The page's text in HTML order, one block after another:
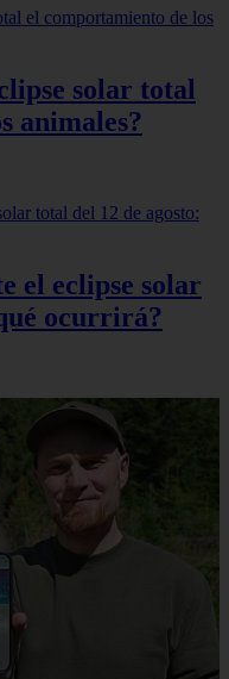
solar total
animales?
el eclipse solar
ocurrirá?